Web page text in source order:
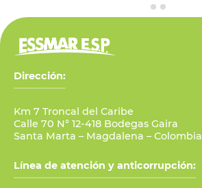
Dirección:
Km 7 Troncal del Caribe
Calle 70 N° 12-418 Bodegas Gaira
Santa Marta – Magdalena – Colombia
Línea de atención y anticorrupción: